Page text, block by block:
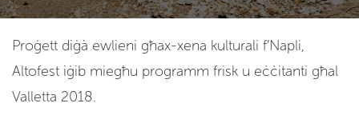
Proġett diġà ewlieni għax-xena kulturali f’Napli,
Altofest iġib miegħu programm frisk u eċċitanti għal
Valletta 2018.